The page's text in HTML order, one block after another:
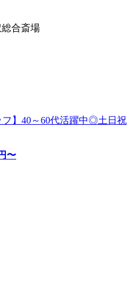
合斎場
フ】40～60代活躍中◎土日祝
〜